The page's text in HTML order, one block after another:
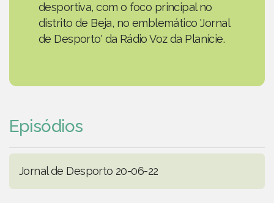
desportiva, com o foco principal no
distrito de Beja, no emblemático 'Jornal
de Desporto' da Rádio Voz da Planície.
Episódios
Jornal de Desporto 20-06-22